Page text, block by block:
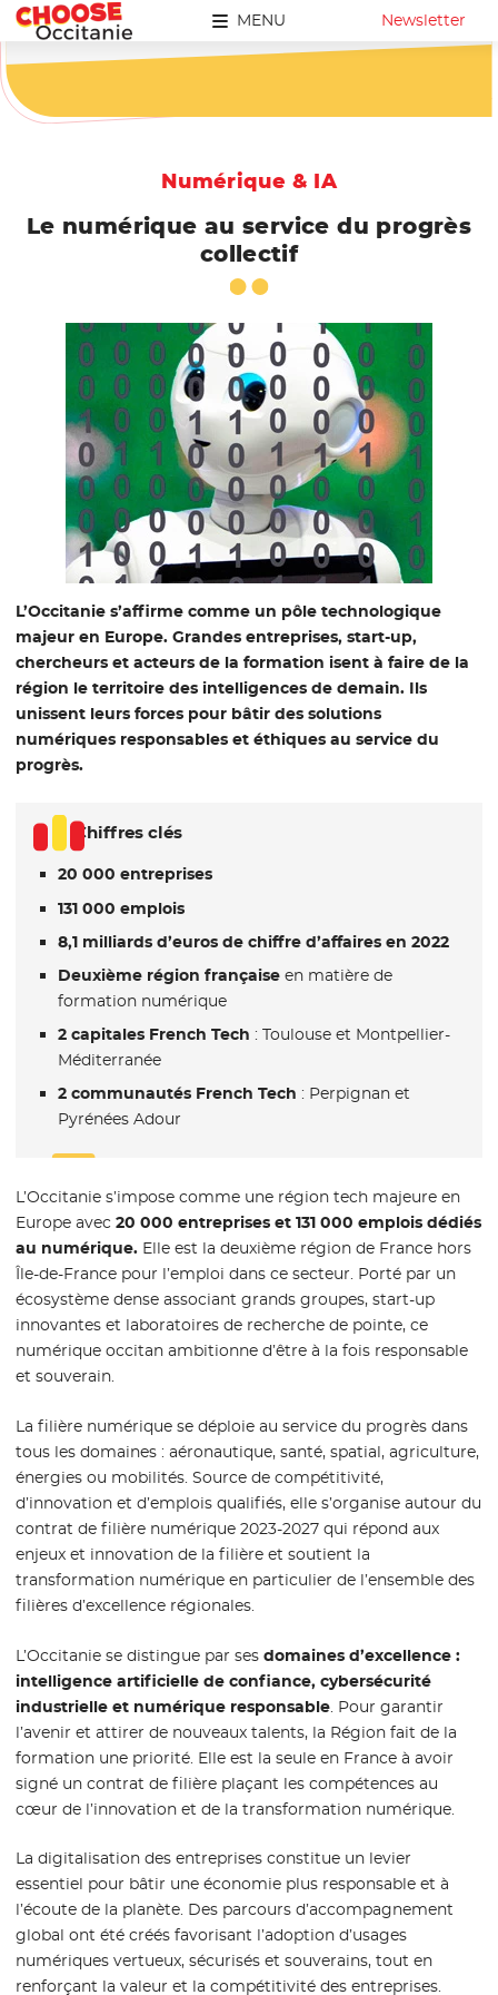
MENU Newsletter
Numérique & IA
Le numérique au service du progrès
collectif
L’Occitanie s’affirme comme un pôle technologique
majeur en Europe. Grandes entreprises, start-up,
chercheurs et acteurs de la formation isent à faire de la
région le territoire des intelligences de demain. Ils
unissent leurs forces pour bâtir des solutions
numériques responsables et éthiques au service du
progrès.
Chiffres clés
20 000 entreprises
131 000 emplois
8,1 milliards d’euros de chiffre d’affaires en 2022
Deuxième région françaiseen matière de
formation numérique
2 capitales French Tech : Toulouse et Montpellier-
Méditerranée
2 communautés French Tech : Perpignan et
Pyrénées Adour
L’Occitanie s’impose comme une région tech majeure en
Europe avec20 000 entreprises et 131 000 emplois dédiés
au numérique. Elle est la deuxième région de France hors
Île-de-France pour l’emploi dans ce secteur. Porté par un
écosystème dense associant grands groupes, start-up
innovantes et laboratoires de recherche de pointe, ce
numérique occitan ambitionne d’être à la fois responsable
et souverain.
La filière numérique se déploie au service du progrès dans
tous les domaines : aéronautique, santé, spatial, agriculture,
énergies ou mobilités. Source de compétitivité,
d’innovation et d’emplois qualifiés, elle s’organise autour du
contrat de filière numérique 2023-2027 qui répond aux
enjeux et innovation de la filière et soutient la
transformation numérique en particulier de l’ensemble des
filières d’excellence régionales.
L’Occitanie se distingue par sesdomaines d’excellence :
intelligence artificielle de confiance, cybersécurité
industrielle et numérique responsable. Pour garantir
l’avenir et attirer de nouveaux talents, la Région fait de la
formation une priorité. Elle est la seule en France à avoir
signé un contrat de filière plaçant les compétences au
cœur de l’innovation et de la transformation numérique.
La digitalisation des entreprises constitue un levier
essentiel pour bâtir une économie plus responsable et à
l’écoute de la planète. Des parcours d’accompagnement
global ont été créés favorisant l’adoption d’usages
numériques vertueux, sécurisés et souverains, tout en
renforçant la valeur et la compétitivité des entreprises.